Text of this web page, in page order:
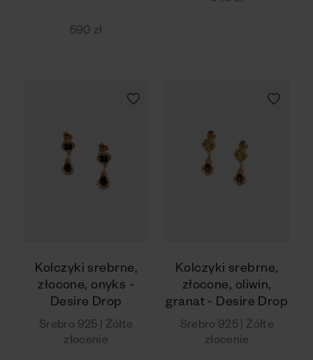
590 zł
Kolczyki srebrne,
złocone, onyks -
Desire Drop
Srebro 925 | Żółte
złocenie
Kolczyki srebrne,
złocone, oliwin,
granat - Desire Drop
Srebro 925 | Żółte
złocenie